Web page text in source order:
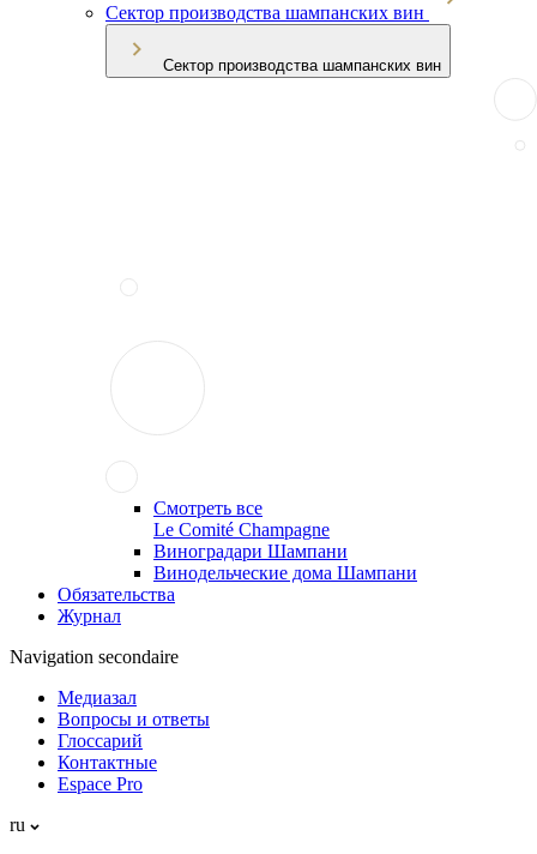
Сектор производства шампанских вин
Сектор производства шампанских вин
Смотреть все
Le Comité Champagne
Виноградари Шампани
Винодельческие дома Шампани
Обязательства
Журнал
Navigation secondaire
Медиазал
Вопросы и ответы
Глоссарий
Контактные
Espace Pro
ru